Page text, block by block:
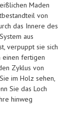
Maden
von
das Innere des
aus
verpuppt sie sich
einen fertigen
Zyklus von
im Holz sehen,
Sie das Loch
hinweg